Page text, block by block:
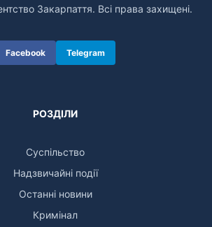
Закарпаття. Всі права захищені.
Facebook Telegram
РОЗДІЛИ
Суспільство
Надзвичайні події
Останні новини
Кримінал